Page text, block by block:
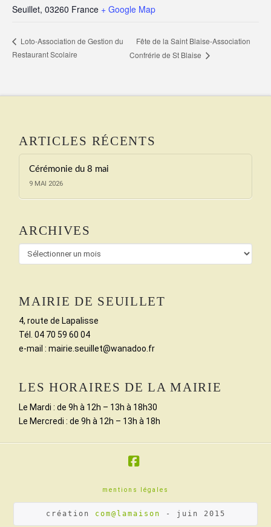
Seuillet, 03260 France + Google Map
Loto-Association de Gestion du
Restaurant Scolaire
Fête de la Saint Blaise-Association
Confrérie de St Blaise
ARTICLES RÉCENTS
Cérémonie du 8 mai
9 MAI 2026
ARCHIVES
Archives
MAIRIE DE SEUILLET
4, route de Lapalisse
Tél. 04 70 59 60 04
e-mail : mairie.seuillet@wanadoo.fr
LES HORAIRES DE LA MAIRIE
Le Mardi : de 9h à 12h – 13h à 18h30
Le Mercredi : de 9h à 12h – 13h à 18h
mentions légales
création com@lamaison - juin 2015